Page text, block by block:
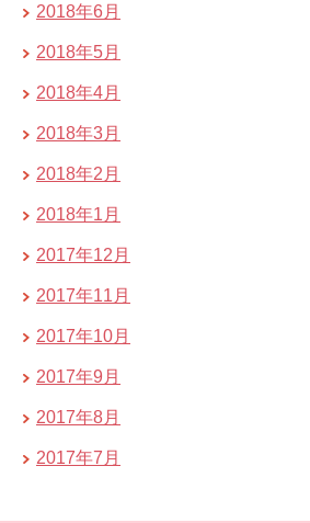
2018年6月
2018年5月
2018年4月
2018年3月
2018年2月
2018年1月
2017年12月
2017年11月
2017年10月
2017年9月
2017年8月
2017年7月